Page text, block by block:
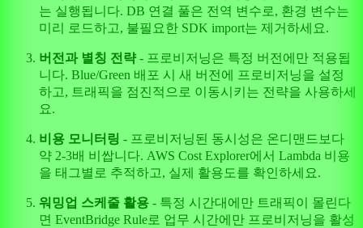
는 실행됩니다. DB 연결 풀은 전역 변수로, 환경 변수는
미리 로드하고, 불필요한 SDK import는 제거하세요.
버전과 별칭 전략- 프로비저닝은 특정 버전에만 적용됩
니다. Blue/Green 배포 시 새 버전에 프로비저닝을 설정
하고, 트래픽을 점진적으로 이동시키는 전략을 사용하세
요.
비용 모니터링 - 프로비저닝된 동시성은 온디맨드보다
약 2-3배 비쌉니다. AWS Cost Explorer에서 Lambda 비용
을 태그별로 추적하고, 실제 활용도를 확인하세요.
워밍업 스케줄 활용 - 특정 시간대에만 트래픽이 몰린다
면 EventBridge Rule로 업무 시간에만 프로비저닝을 활성